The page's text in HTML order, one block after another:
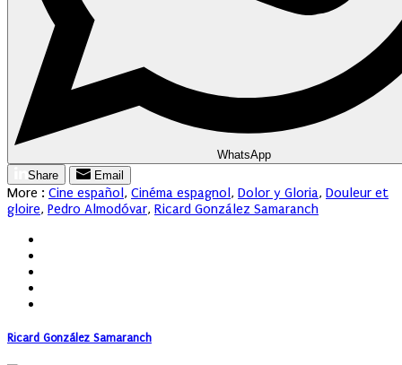
WhatsApp
Share
Email
More : Cine español, Cinéma espagnol, Dolor y Gloria, Douleur et
gloire, Pedro Almodóvar, Ricard González Samaranch
Ricard González Samaranch